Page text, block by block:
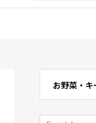
お野菜・
Search